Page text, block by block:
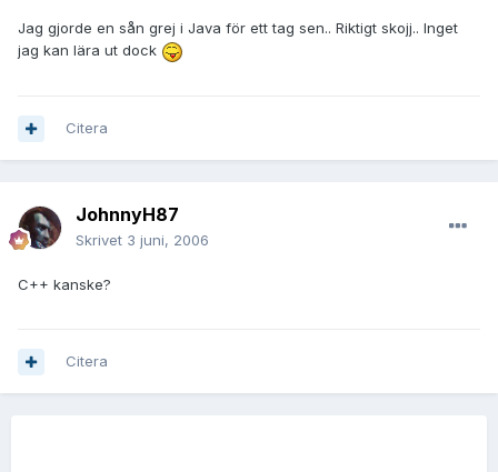
Jag gjorde en sån grej i Java för ett tag sen.. Riktigt skojj.. Inget
jag kan lära ut dock
Citera
JohnnyH87
Skrivet 3 juni, 2006
C++ kanske?
Citera